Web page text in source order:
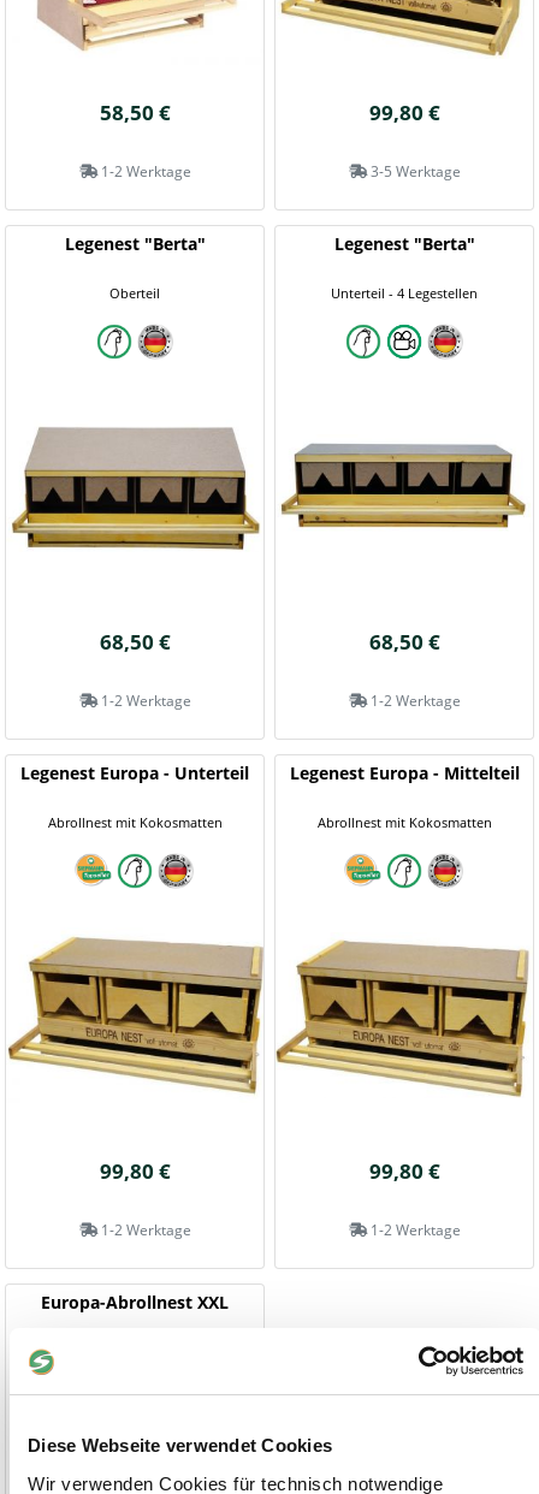
Diese Webseite verwendet Cookies
Wir verwenden Cookies für technisch notwendige
58,50 €
1-2 Werktage
99,80 €
3-5 Werktage
Legenest "Berta"
Oberteil
68,50 €
1-2 Werktage
Legenest "Berta"
Unterteil - 4 Legestellen
68,50 €
1-2 Werktage
Legenest Europa - Unterteil
Abrollnest mit Kokosmatten
99,80 €
1-2 Werktage
Legenest Europa - Mittelteil
Abrollnest mit Kokosmatten
99,80 €
1-2 Werktage
Europa-Abrollnest XXL